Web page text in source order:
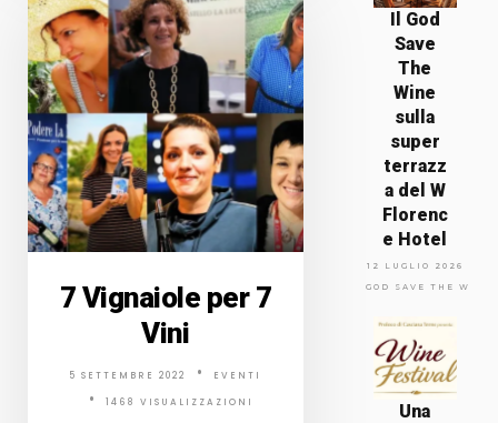
7 Vignaiole per 7
Vini
5 SETTEMBRE 2022 EVENTI
1468 VISUALIZZAZIONI
Il God
Save
The
Wine
sulla
super
terrazz
a del W
Florenc
e Hotel
12 LUGLIO 2026
GOD SAVE THE WINE
Una